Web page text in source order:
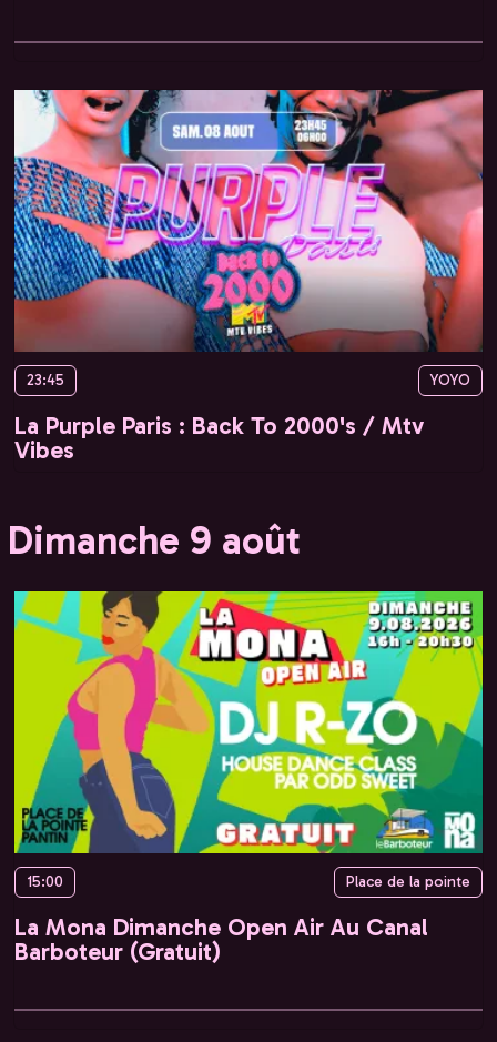
23:45 YOYO
La Purple Paris : Back To 2000's / Mtv
Vibes
Dimanche 9 août
15:00 Place de la pointe
La Mona Dimanche Open Air Au Canal
Barboteur (Gratuit)